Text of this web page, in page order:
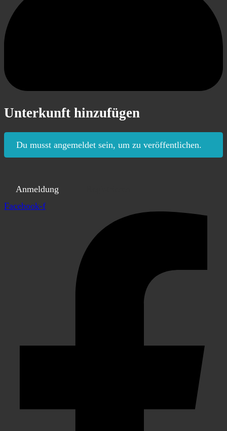
Unterkunft hinzufügen
Du musst angemeldet sein, um zu veröffentlichen.
Anmeldung
Facebook-f